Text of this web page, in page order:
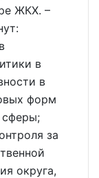
ЖКХ. –
в
в
форм
сферы;
за
округа,